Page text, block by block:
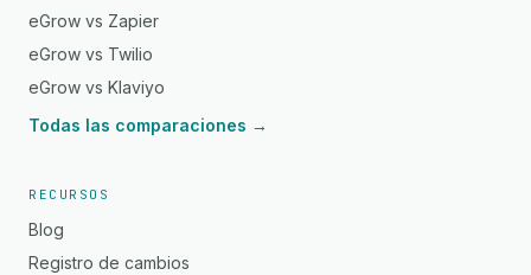
eGrow vs Zapier
eGrow vs Twilio
eGrow vs Klaviyo
Todas las comparaciones →
RECURSOS
Blog
Registro de cambios